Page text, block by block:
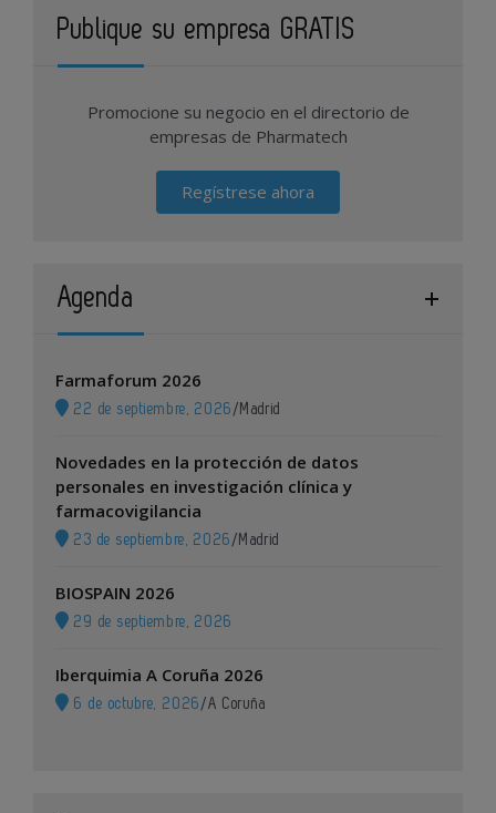
Publique su empresa GRATIS
Promocione su negocio en el directorio de
empresas de Pharmatech
Regístrese ahora
Agenda
Farmaforum 2026
22 de septiembre, 2026 / Madrid
Novedades en la protección de datos
personales en investigación clínica y
farmacovigilancia
23 de septiembre, 2026 / Madrid
BIOSPAIN 2026
29 de septiembre, 2026
Iberquimia A Coruña 2026
6 de octubre, 2026 /A Coruña